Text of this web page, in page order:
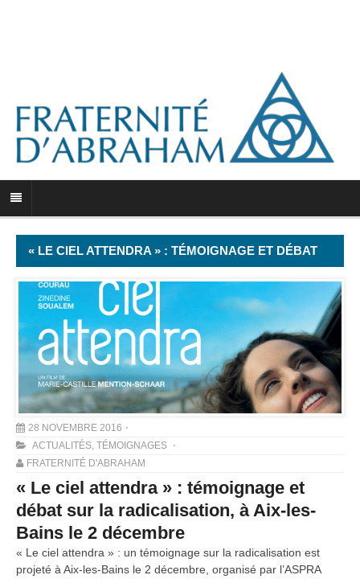
« LE CIEL ATTENDRA » : TÉMOIGNAGE ET DÉBAT
SUR LA RADICALISATION, À AIX-LES-BAINS LE 2
28 NOVEMBRE 2016
ACTUALITÉS, TÉMOIGNAGES
FRATERNITÉ D'ABRAHAM
« Le ciel attendra » : témoignage et
débat sur la radicalisation, à Aix-les-
Bains le 2 décembre
« Le ciel attendra » : un témoignage sur la radicalisation est
projeté à Aix-les-Bains le 2 décembre, organisé par l’ASPRA